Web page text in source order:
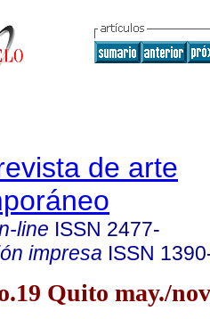
de arte
line ISSN 2477-
impresa ISSN
Quito may./